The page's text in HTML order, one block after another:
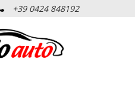
+39 0424 848192